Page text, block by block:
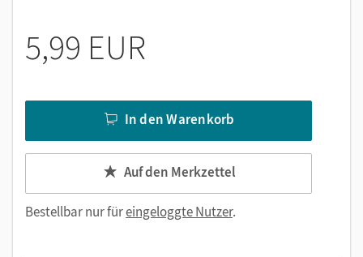
fähig sind. Wir empfehlen die Desktop- oder Tabletnutzung.
Ausnahme sind Geräte, die auf ein geschlossenes System
das MOBI-Format ist dieses E-Book nicht auf dem Amazon-
5,99 EUR
In den Warenkorb
Auf den Merkzettel
Bestellbar nur füreingeloggte Nutzer.